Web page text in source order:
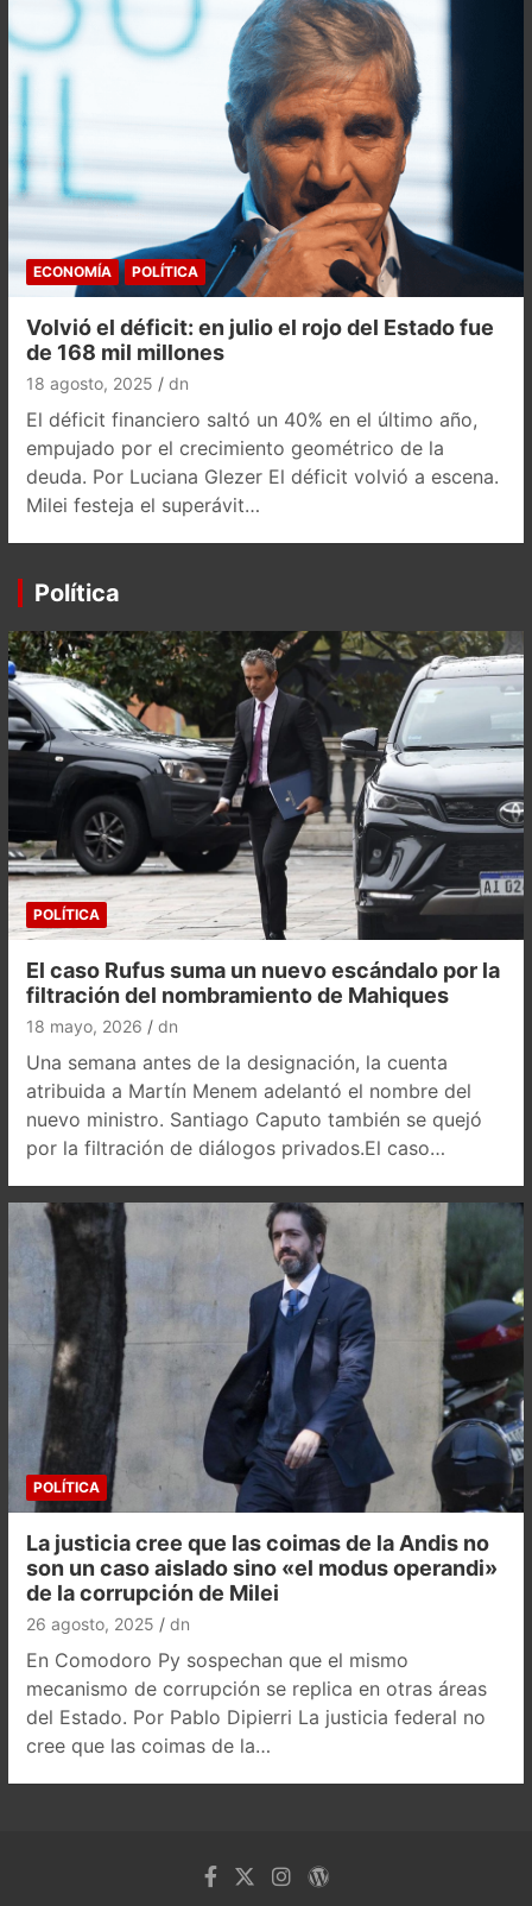
ECONOMÍA POLÍTICA
Volvió el déficit: en julio el rojo del Estado fue
de 168 mil millones
18 agosto, 2025 dn
El déficit financiero saltó un 40% en el último año,
empujado por el crecimiento geométrico de la
deuda. Por Luciana Glezer El déficit volvió a escena.
Milei festeja el superávit…
Política
POLÍTICA
El caso Rufus suma un nuevo escándalo por la
filtración del nombramiento de Mahiques
18 mayo, 2026 dn
Una semana antes de la designación, la cuenta
atribuida a Martín Menem adelantó el nombre del
nuevo ministro. Santiago Caputo también se quejó
por la filtración de diálogos privados.El caso…
POLÍTICA
La justicia cree que las coimas de la Andis no
son un caso aislado sino «el modus operandi»
de la corrupción de Milei
26 agosto, 2025 dn
En Comodoro Py sospechan que el mismo
mecanismo de corrupción se replica en otras áreas
del Estado. Por Pablo Dipierri La justicia federal no
cree que las coimas de la…